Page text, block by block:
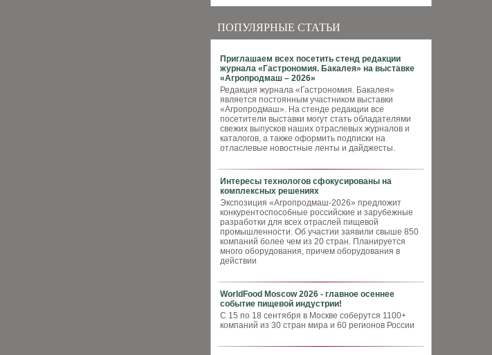
ПОПУЛЯРНЫЕ СТАТЬИ
Приглашаем всех посетить стенд редакции
журнала «Гастрономия. Бакалея» на выставке
«Агропродмаш – 2026»
Редакция журнала «Гастрономия. Бакалея»
является постоянным участником выставки
«Агропродмаш». На стенде редакции все
посетители выставки могут стать обладателями
свежих выпусков наших отраслевых журналов и
каталогов, а также оформить подписки на
отласлевые новостные ленты и дайджесты.
Интересы технологов сфокусированы на
комплексных решениях
Экспозиция «Агропродмаш-2026» предложит
конкурентоспособные российские и зарубежные
разработки для всех отраслей пищевой
промышленности. Об участии заявили свыше 850
компаний более чем из 20 стран. Планируется
много оборудования, причем оборудования в
действии
WorldFood Moscow 2026 - главное осеннее
событие пищевой индустрии!
С 15 по 18 сентября в Москве соберутся 1100+
компаний из 30 стран мира и 60 регионов России